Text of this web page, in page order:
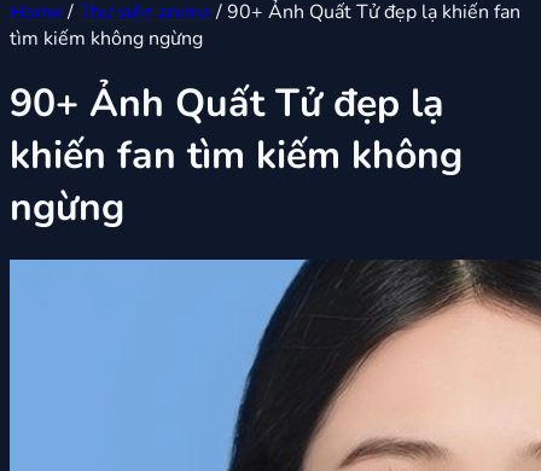
Home /Thư viện anime /90+ Ảnh Quất Tử đẹp lạ khiến fan
tìm kiếm không ngừng
90+ Ảnh Quất Tử đẹp lạ
khiến fan tìm kiếm không
ngừng